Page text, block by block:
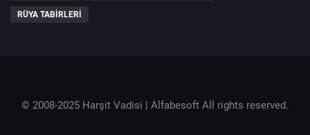
RÜYA TABIRLERI
© 2008-2025 Harşit Vadisi | Alfabesoft All rights reserved.